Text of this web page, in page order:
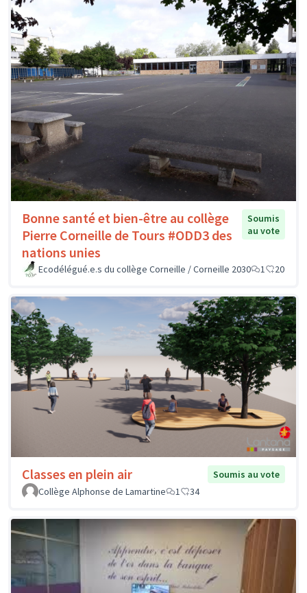
Bonne santé et bien-être au collège
Pierre Corneille de Tours #ODD3 des
nations unies
Soumis
au vote
Ecodélégué.e.s du collège Corneille / Corneille 2030 1 20
Classes en plein air
Soumis au vote
Collège Alphonse de Lamartine
1 34